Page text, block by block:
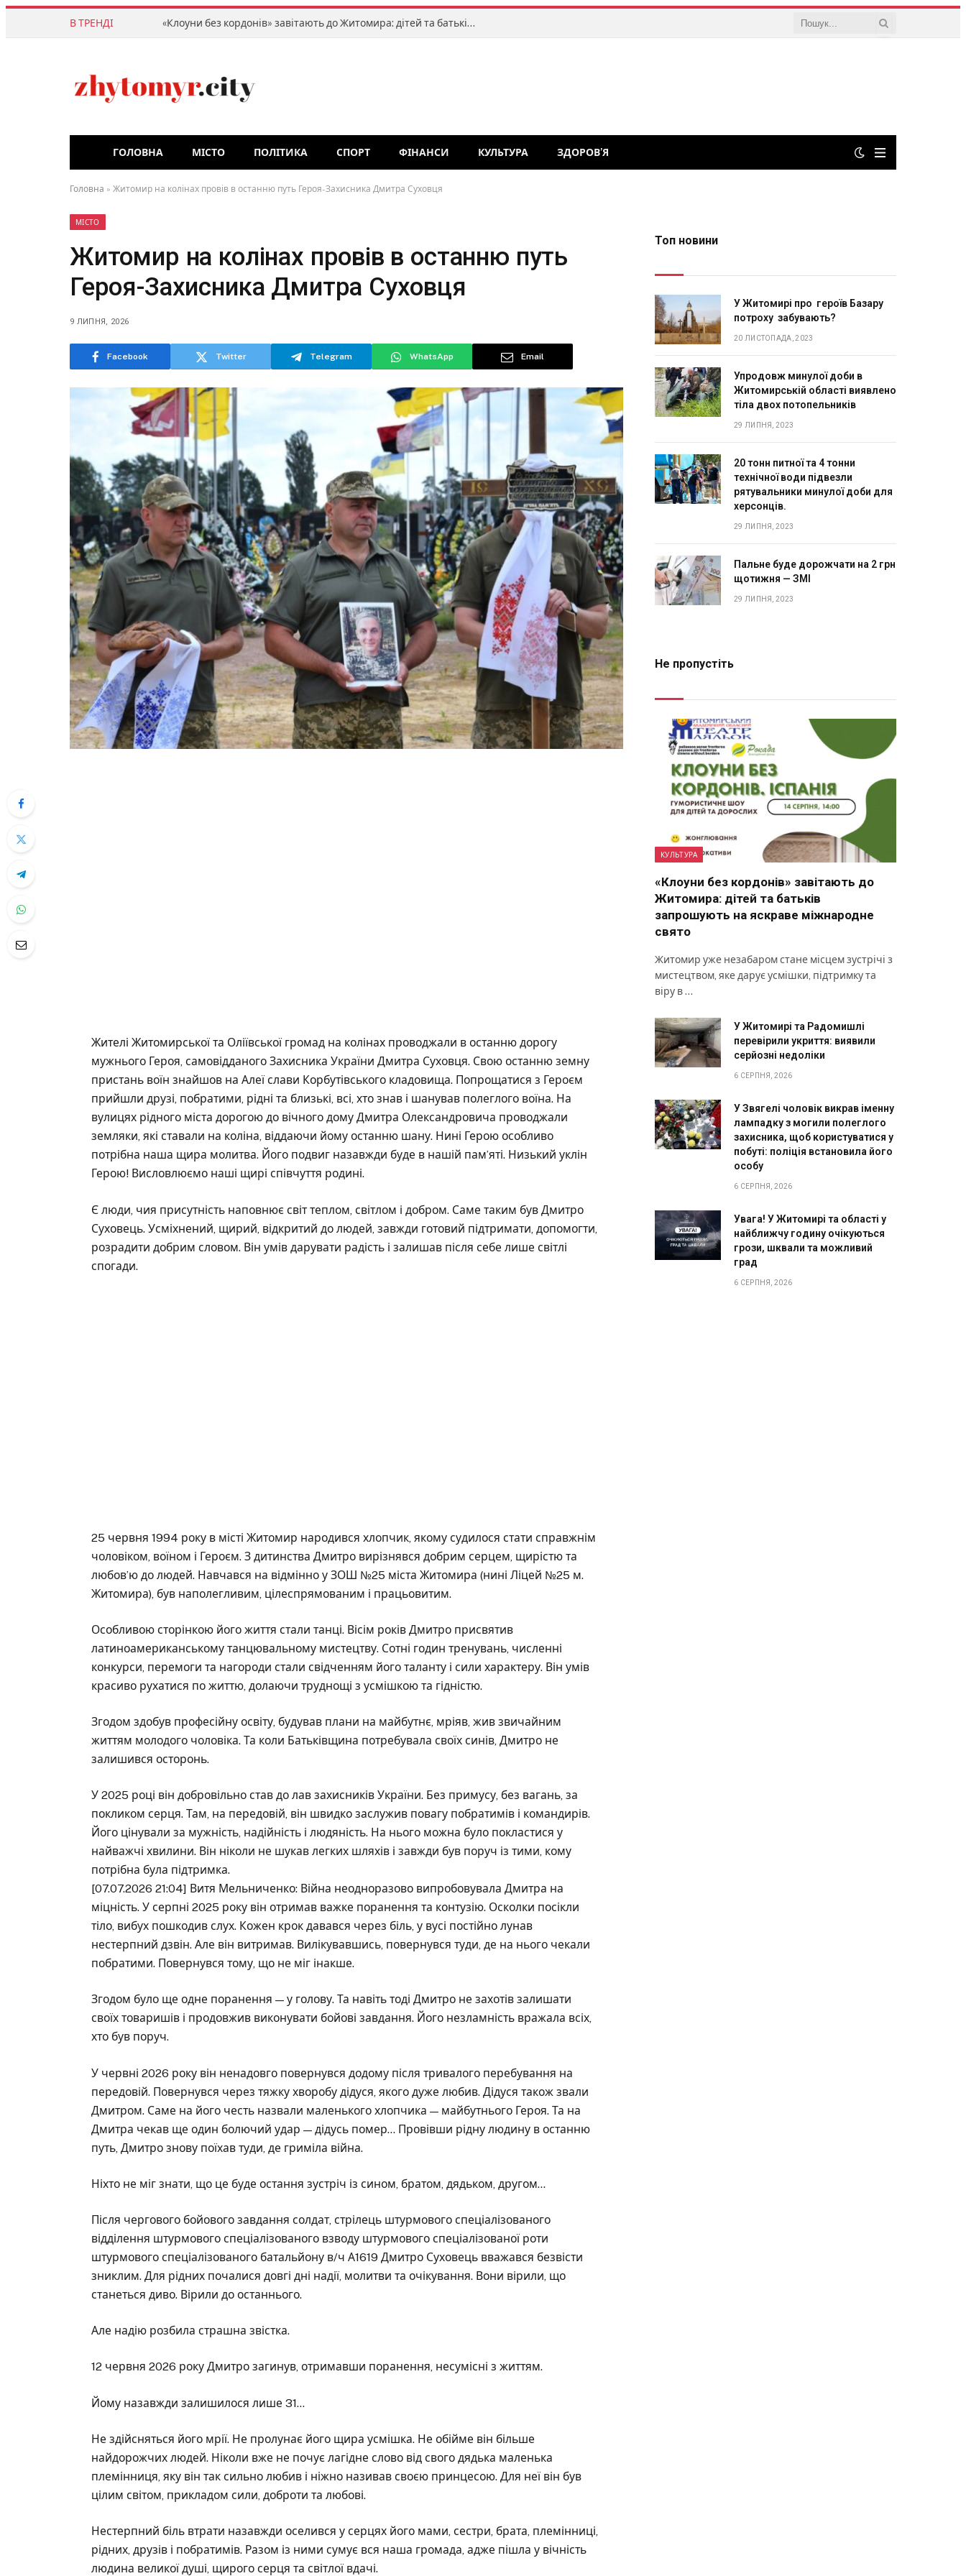
В ТРЕНДІ «Клоуни без кордонів» завітають до Житомира: дітей та батьків запрошують на яскраве міжнародне свято
ГОЛОВНА МІСТО ПОЛІТИКА СПОРТ ФІНАНСИ КУЛЬТУРА ЗДОРОВ’Я
Головна » Житомир на колінах провів в останню путь Героя-Захисника Дмитра Суховця
МІСТО
Житомир на колінах провів в останню путь
Героя-Захисника Дмитра Суховця
9 ЛИПНЯ, 2026
Facebook Twitter Telegram WhatsApp Email
Жителі Житомирської та Оліївської громад на колінах проводжали в останню дорогу
мужнього Героя, самовідданого Захисника України Дмитра Суховця. Свою останню земну
пристань воїн знайшов на Алеї слави Корбутівського кладовища. Попрощатися з Героєм
прийшли друзі, побратими, рідні та близькі, всі, хто знав і шанував полеглого воїна. На
вулицях рідного міста дорогою до вічного дому Дмитра Олександровича проводжали
земляки, які ставали на коліна, віддаючи йому останню шану. Нині Герою особливо
потрібна наша щира молитва. Його подвиг назавжди буде в нашій пам’яті. Низький уклін
Герою! Висловлюємо наші щирі співчуття родині.
Є люди, чия присутність наповнює світ теплом, світлом і добром. Саме таким був Дмитро
Суховець. Усміхнений, щирий, відкритий до людей, завжди готовий підтримати, допомогти,
розрадити добрим словом. Він умів дарувати радість і залишав після себе лише світлі
спогади.
25 червня 1994 року в місті Житомир народився хлопчик, якому судилося стати справжнім
чоловіком, воїном і Героєм. З дитинства Дмитро вирізнявся добрим серцем, щирістю та
любов’ю до людей. Навчався на відмінно у ЗОШ №25 міста Житомира (нині Ліцей №25 м.
Житомира), був наполегливим, цілеспрямованим і працьовитим.
Особливою сторінкою його життя стали танці. Вісім років Дмитро присвятив
латиноамериканському танцювальному мистецтву. Сотні годин тренувань, численні
конкурси, перемоги та нагороди стали свідченням його таланту і сили характеру. Він умів
красиво рухатися по життю, долаючи труднощі з усмішкою та гідністю.
Згодом здобув професійну освіту, будував плани на майбутнє, мріяв, жив звичайним
життям молодого чоловіка. Та коли Батьківщина потребувала своїх синів, Дмитро не
залишився осторонь.
У 2025 році він добровільно став до лав захисників України. Без примусу, без вагань, за
покликом серця. Там, на передовій, він швидко заслужив повагу побратимів і командирів.
Його цінували за мужність, надійність і людяність. На нього можна було покластися у
найважчі хвилини. Він ніколи не шукав легких шляхів і завжди був поруч із тими, кому
потрібна була підтримка.
[07.07.2026 21:04] Витя Мельниченко: Війна неодноразово випробовувала Дмитра на
міцність. У серпні 2025 року він отримав важке поранення та контузію. Осколки посікли
тіло, вибух пошкодив слух. Кожен крок давався через біль, у вусі постійно лунав
нестерпний дзвін. Але він витримав. Вилікувавшись, повернувся туди, де на нього чекали
побратими. Повернувся тому, що не міг інакше.
Згодом було ще одне поранення — у голову. Та навіть тоді Дмитро не захотів залишати
своїх товаришів і продовжив виконувати бойові завдання. Його незламність вражала всіх,
хто був поруч.
У червні 2026 року він ненадовго повернувся додому після тривалого перебування на
передовій. Повернувся через тяжку хворобу дідуся, якого дуже любив. Дідуся також звали
Дмитром. Саме на його честь назвали маленького хлопчика — майбутнього Героя. Та на
Дмитра чекав ще один болючий удар — дідусь помер… Провівши рідну людину в останню
путь, Дмитро знову поїхав туди, де гриміла війна.
Ніхто не міг знати, що це буде остання зустріч із сином, братом, дядьком, другом…
Після чергового бойового завдання солдат, стрілець штурмового спеціалізованого
відділення штурмового спеціалізованого взводу штурмового спеціалізованої роти
штурмового спеціалізованого батальйону в/ч А1619 Дмитро Суховець вважався безвісти
зниклим. Для рідних почалися довгі дні надії, молитви та очікування. Вони вірили, що
станеться диво. Вірили до останнього.
Але надію розбила страшна звістка.
12 червня 2026 року Дмитро загинув, отримавши поранення, несумісні з життям.
Йому назавжди залишилося лише 31…
Не здійсняться його мрії. Не пролунає його щира усмішка. Не обійме він більше
найдорожчих людей. Ніколи вже не почує лагідне слово від свого дядька маленька
племінниця, яку він так сильно любив і ніжно називав своєю принцесою. Для неї він був
цілим світом, прикладом сили, доброти та любові.
Нестерпний біль втрати назавжди оселився у серцях його мами, сестри, брата, племінниці,
рідних, друзів і побратимів. Разом із ними сумує вся наша громада, адже пішла у вічність
людина великої душі, щирого серця та світлої вдачі.
Топ новини
У Житомирі про героїв Базару
потроху забувають?
20 ЛИСТОПАДА, 2023
Упродовж минулої доби в
Житомирській області виявлено
тіла двох потопельників
29 ЛИПНЯ, 2023
20 тонн питної та 4 тонни
технічної води підвезли
рятувальники минулої доби для
херсонців.
29 ЛИПНЯ, 2023
Пальне буде дорожчати на 2 грн
щотижня — ЗМІ
29 ЛИПНЯ, 2023
Не пропустіть
КУЛЬТУРА
«Клоуни без кордонів» завітають до
Житомира: дітей та батьків
запрошують на яскраве міжнародне
свято
Житомир уже незабаром стане місцем зустрічі з
мистецтвом, яке дарує усмішки, підтримку та
віру в …
У Житомирі та Радомишлі
перевірили укриття: виявили
серйозні недоліки
6 СЕРПНЯ, 2026
У Звягелі чоловік викрав іменну
лампадку з могили полеглого
захисника, щоб користуватися у
побуті: поліція встановила його
особу
6 СЕРПНЯ, 2026
Увага! У Житомирі та області у
найближчу годину очікуються
грози, шквали та можливий
град
6 СЕРПНЯ, 2026